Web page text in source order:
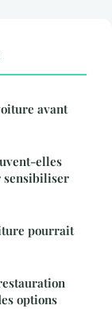
avant
elles
pourrait
options